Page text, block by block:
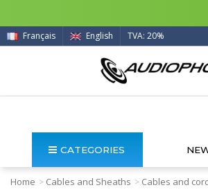
Français English TVA: 20%
CATEGORIES
Home > Cables and Sheaths > Cables and